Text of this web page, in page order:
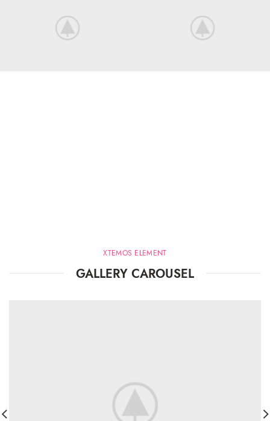
XTEMOS ELEMENT
GALLERY CAROUSEL